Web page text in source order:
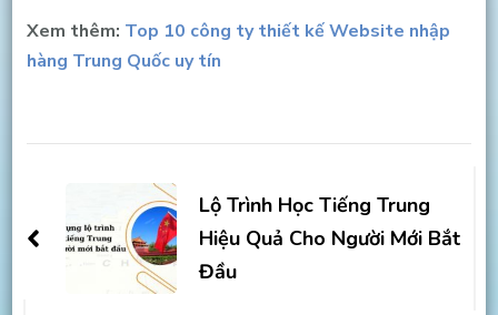
Xem thêm: Top 10 công ty thiết kế Website nhập
hàng Trung Quốc uy tín
NavigationLộ Trình Học Tiếng Trung
Hiệu Quả Cho Người Mới Bắt
Đầu